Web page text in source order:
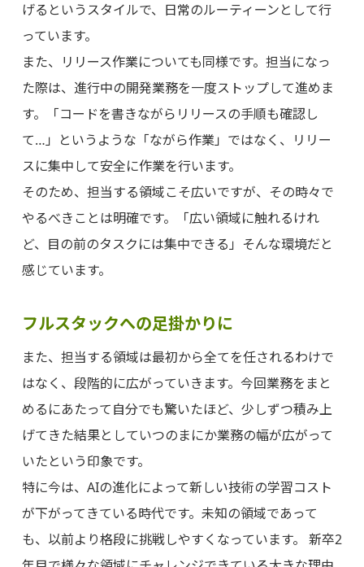
げるというスタイルで、日常のルーティーンとして行
っています。
また、リリース作業についても同様です。担当になっ
た際は、進行中の開発業務を一度ストップして進めま
す。「コードを書きながらリリースの手順も確認し
て…」というような「ながら作業」ではなく、リリー
スに集中して安全に作業を行います。
そのため、担当する領域こそ広いですが、その時々で
やるべきことは明確です。「広い領域に触れるけれ
ど、目の前のタスクには集中できる」そんな環境だと
感じています。
フルスタックへの足掛かりに
また、担当する領域は最初から全てを任されるわけで
はなく、段階的に広がっていきます。今回業務をまと
めるにあたって自分でも驚いたほど、少しずつ積み上
げてきた結果としていつのまにか業務の幅が広がって
いたという印象です。
特に今は、AIの進化によって新しい技術の学習コスト
が下がってきている時代です。未知の領域であって
も、以前より格段に挑戦しやすくなっています。 新卒2